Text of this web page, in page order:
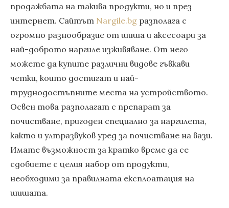
продажбата на такива продукти, но и през
интернет. Сайтът Nargile.bg разполага с
огромно разнообразие от шиша и аксесоари за
най-доброто наргиле изживяване. От него
можете да купите различни видове гъвкави
четки, които достигат и най-
труднодостъпните места на устройството.
Освен това разполагат с препарат за
почистване, пригоден специално за наргилета,
както и ултразвуков уред за почистване на вази.
Имате възможност за кратко време да се
сдобиете с целия набор от продукти,
необходими за правилната експлоатация на
шишата.